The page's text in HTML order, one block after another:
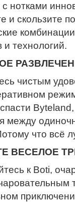
нотками
и скользите
и технологий.
чистым
между
что
ВЕСЕЛОЕ
к Boti,